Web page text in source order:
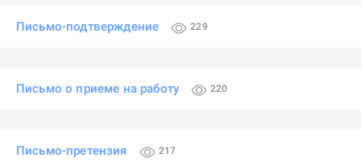
Письмо-подтверждение 229
Письмо о приеме на работу 220
Письмо-претензия 217